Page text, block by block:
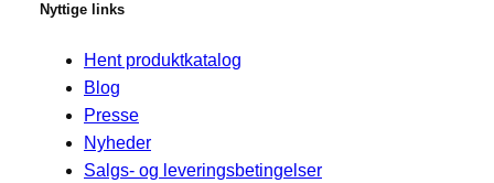
Nyttige links
Hent produktkatalog
Blog
Presse
Nyheder
Salgs- og leveringsbetingelser